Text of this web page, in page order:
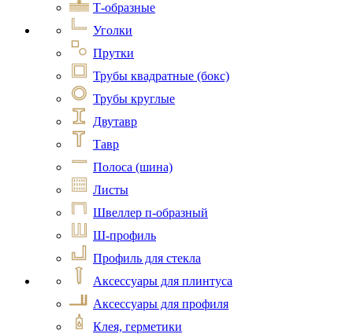
Т-образные
Уголки
Прутки
Трубы квадратные (бокс)
Трубы круглые
Двутавр
Тавр
Полоса (шина)
Листы
Швеллер п-образный
Ш-профиль
Профиль для стекла
Аксессуары для плинтуса
Аксессуары для профиля
Клея, герметики